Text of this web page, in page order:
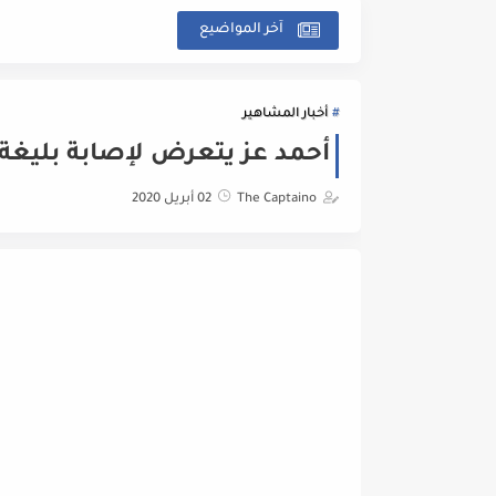
آخر المواضيع
أخبار المشاهير
أحمد عز يتعرض لإصابة
The Captaino 02 أبريل 2020